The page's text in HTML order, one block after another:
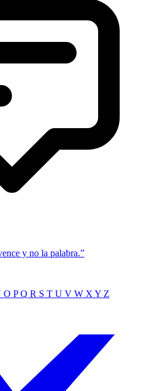
y no la palabra.”
O P Q R S T U V W X Y Z